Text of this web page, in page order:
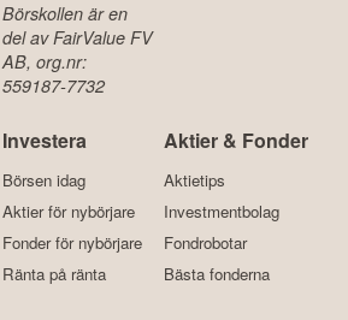
Börskollen är en
del av FairValue FV
AB, org.nr:
559187-7732
Investera
Börsen idag
Aktier för nybörjare
Fonder för nybörjare
Ränta på ränta
Aktier & Fonder
Aktietips
Investmentbolag
Fondrobotar
Bästa fonderna